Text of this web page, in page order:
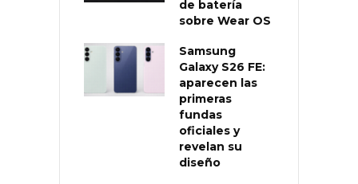
de batería
sobre Wear OS
Samsung
Galaxy S26 FE:
aparecen las
primeras
fundas
oficiales y
revelan su
diseño